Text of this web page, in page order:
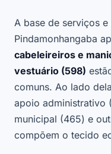
A base de serviços
Pindamonhangaba
cabeleireiros e
vestuário (598)
comuns. Ao lado
apoio administrativo
municipal (465) e
compõem o tecido